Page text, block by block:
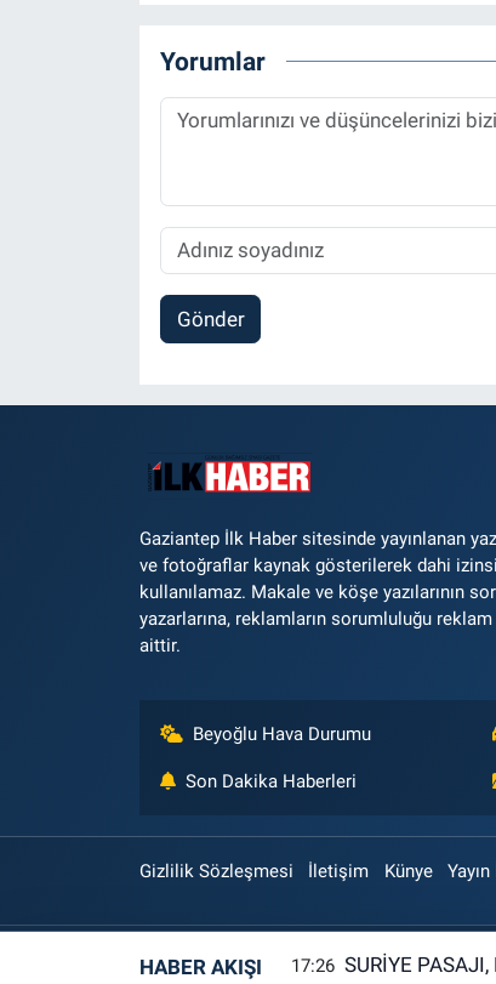
Yorumlar
Gönder
Gaziantep İlk Haber sitesinde yayınlanan
ve fotoğraflar kaynak gösterilerek dahi
kullanılamaz. Makale ve köşe yazılarının
yazarlarına, reklamların sorumluluğu
aittir.
Beyoğlu Hava Durumu
Son Dakika Haberleri
Gizlilik Sözleşmesi İletişim Künye
HABER AKIŞI 17:26 SURİYE